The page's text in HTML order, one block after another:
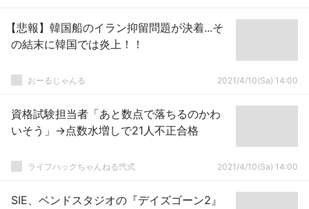
【悲報】韓国船のイラン抑留問題が決着...そ
の結末に韓国では炎上！！
おーるじゃんる 2021/4/10(Sa) 14:00
資格試験担当者「あと数点で落ちるのかわ
いそう」→点数水増しで21人不正合格
ライフハックちゃんねる弐式 2021/4/10(Sa) 14:00
SIE、ベンドスタジオの『デイズゴーン2』